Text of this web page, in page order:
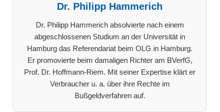
Dr. Philipp Hammerich
Dr. Philipp Hammerich absolvierte nach einem
abgeschlossenen Studium an der Universität in
Hamburg das Referendariat beim OLG in Hamburg.
Er promovierte beim damaligen Richter am BVerfG,
Prof. Dr. Hoffmann-Riem. Mit seiner Expertise klärt er
Verbraucher u. a. über ihre Rechte im
Bußgeldverfahren auf.